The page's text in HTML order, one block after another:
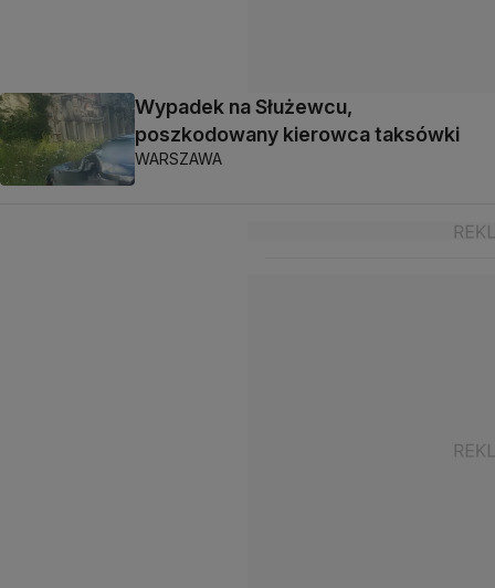
Wypadek na Służewcu,
poszkodowany kierowca taksówki
WARSZAWA